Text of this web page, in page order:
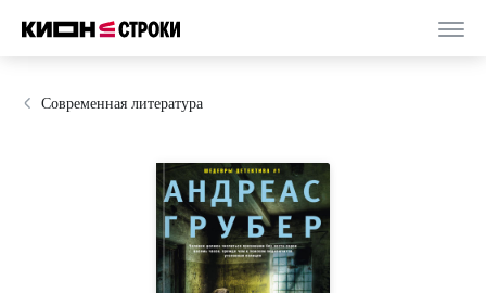
Современная литература